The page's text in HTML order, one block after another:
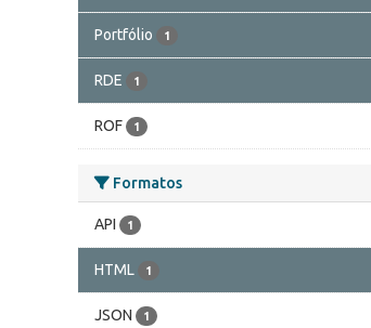
Portfólio 1
RDE 1
ROF 1
Formatos
API 1
HTML 1
JSON 1